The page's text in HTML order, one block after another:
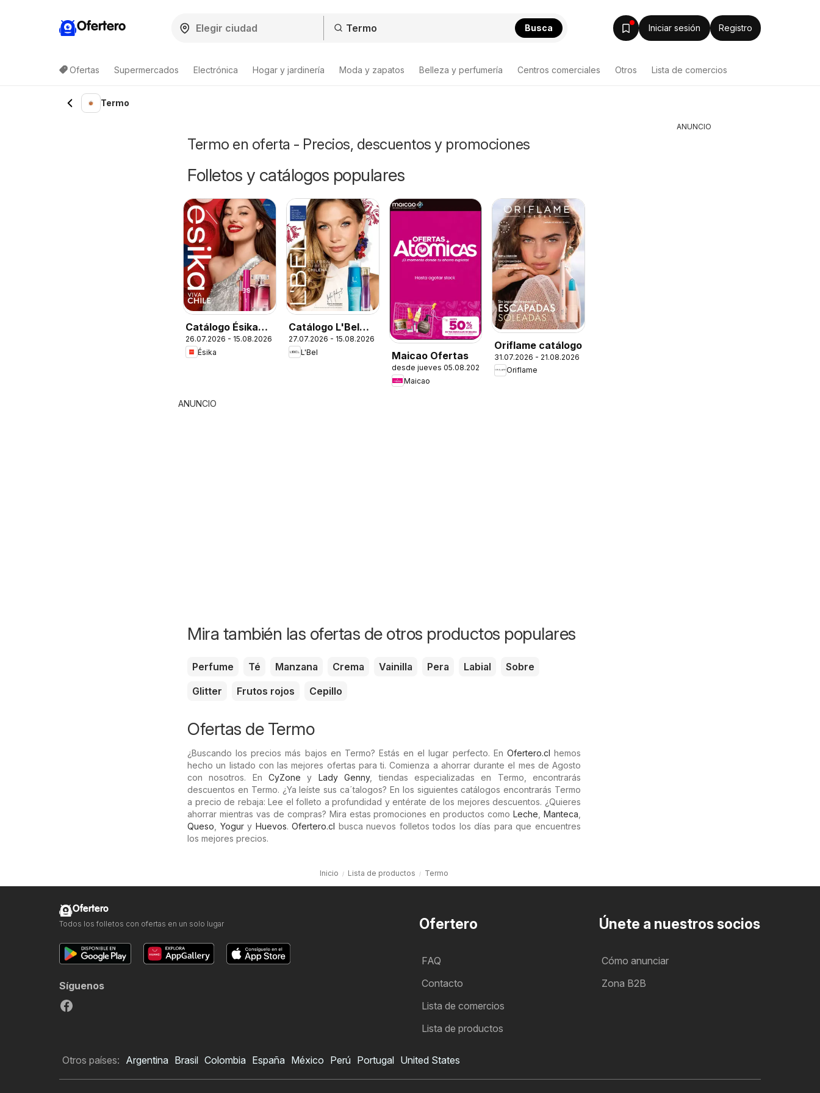
Ofertero Busca Iniciar sesión Registro
Ofertas Supermercados Electrónica Hogar y jardinería Moda y zapatos Belleza y perfumería Centros comerciales Otros Lista de comercios
Lista de productos
Termo
Termo en oferta - Precios, descuentos y promociones
Folletos y catálogos populares
Catálogo Ésika
Campaña 13
26.07.2026 - 15.08.2026
Ésika
Catálogo L'Bel
Campaña 13
27.07.2026 - 15.08.2026
L'Bel
Maicao Ofertas
desde jueves 05.08.2026
Maicao
Oriflame catálogo
31.07.2026 - 21.08.2026
Oriflame
ANUNCIO
Mira también las ofertas de otros productos populares
Perfume Té Manzana Crema Vainilla Pera Labial
Sobre
Glitter
Frutos rojos Cepillo
Ofertas de Termo
¿Buscando los precios más bajos en Termo? Estás en el lugar perfecto. En Ofertero.cl hemos
hecho un listado con las mejores ofertas para ti. Comienza a ahorrar durante el mes de Agosto
con nosotros. EnCyZone y Lady Genny, tiendas especializadas en Termo, encontrarás
descuentos en Termo. ¿Ya leíste sus ca´talogos? En los siguientes catálogos encontrarás Termo
a precio de rebaja: Lee el folleto a profundidad y entérate de los mejores descuentos. ¿Quieres
ahorrar mientras vas de compras? Mira estas promociones en productos comoLeche ,Manteca
Queso
Yogury Huevos.Ofertero.cl busca nuevos folletos todos los días para que encuentres
los mejores precios.
Inicio Lista de productos Termo
ANUNCIO
Ofertero
FAQ
Contacto
Lista de comercios
Lista de productos
Únete a nuestros socios
Cómo anunciar
Zona B2B
Ofertero
Todos los folletos con ofertas en un solo lugar
Síguenos
Otros países: Argentina Brasil Colombia España México Perú Portugal United States